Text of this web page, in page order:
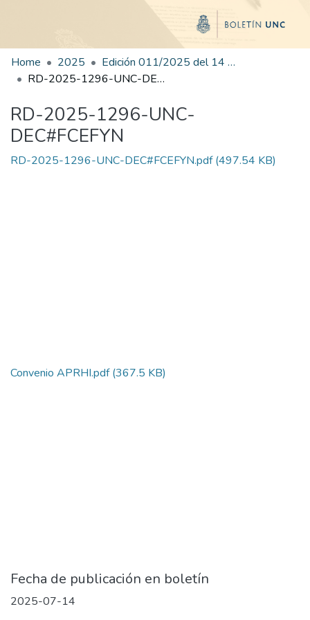
Home 2025
Edición 011/2025 del 14 de julio de 2025
RD-2025-1296-UNC-DEC#FCEFYN
RD-2025-1296-UNC-
DEC#FCEFYN
RD-2025-1296-UNC-DEC#FCEFYN.pdf(497.54 KB)
Convenio APRHI.pdf(367.5 KB)
Fecha de publicación en boletín
2025-07-14